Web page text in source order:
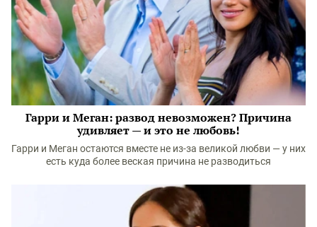
Гарри и Меган: развод невозможен? Причина
удивляет — и это не любовь!
Гарри и Меган остаются вместе не из-за великой любви — у них
есть куда более веская причина не разводиться